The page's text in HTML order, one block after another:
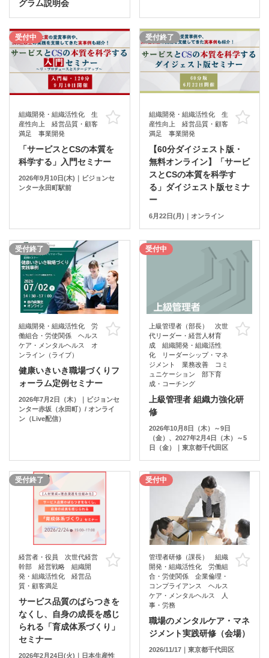
グラム説明会
受付中
組織開発・組織活性化 生
産性向上 経営品質・顧客
満足 事業開発
お気に入り
「サービスとCSの本質を
科学する」入門セミナー
2026年9月10日(木)｜ビジョンセ
ンター永田町駅前
受付終了
組織開発・組織活性化 生
産性向上 経営品質・顧客
満足 事業開発
【60分ダイジェスト版・
無料オンライン】「サービ
スとCSの本質を科学す
る」ダイジェスト版セミナ
ー
6月22日(月)｜オンライン
受付終了
組織開発・組織活性化 労
働組合・労使関係 ヘルス
ケア・メンタルヘルス オ
ンライン（ライブ）
お気に入り
健康いきいき職場づくりフ
ォーラム定例セミナー
2026年7月2日（木）｜ビジョンセ
ンター赤坂（永田町）/ オンライ
ン（Live配信）
受付中
上級管理者（部長） 次世
代リーダー・経営人材育
成 組織開発・組織活性
化 リーダーシップ・マネ
ジメント 業務改善 コミ
ュニケーション 部下育
成・コーチング
上級管理者 組織力強化研
修
2026年10月8日（木）～9日
（金）、2027年2月4日（木）～5
日（金）｜東京都千代田区
受付終了
経営者・役員 次世代経営
幹部 経営戦略 組織開
発・組織活性化 経営品
質・顧客満足
お気に入り
サービス品質のばらつきを
なくし、自身の成長を感じ
られる「育成体系づくり」
セミナー
2026年2月24日(火)｜日本生産性
受付中
管理者研修（課長） 組織
開発・組織活性化 労働組
合・労使関係 企業倫理・
コンプライアンス ヘルス
ケア・メンタルヘルス 人
事・労務
職場のメンタルケア・マネ
ジメント実践研修（会場）
2026/11/17｜東京都千代田区